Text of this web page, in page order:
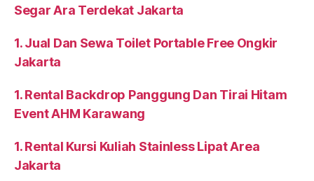
Segar Ara Terdekat Jakarta
1. Jual Dan Sewa Toilet Portable Free Ongkir
Jakarta
1. Rental Backdrop Panggung Dan Tirai Hitam
Event AHM Karawang
1. Rental Kursi Kuliah Stainless Lipat Area
Jakarta